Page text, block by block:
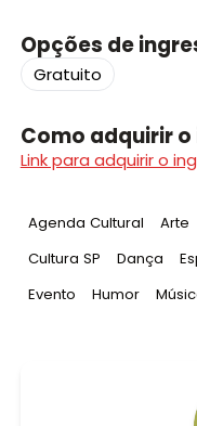
Opções de
Gratuito
Como adquirir
Link para adquirir o
Tag:
Agenda Cultural Tag:
Arte
Tag:
Cultura SP Tag:
Dança
Tag:
Evento Tag:
Humor Tag: